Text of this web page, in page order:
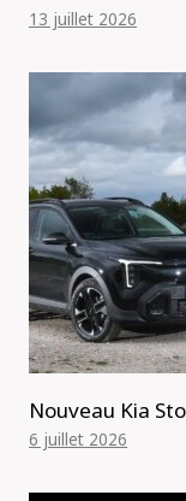
13 juillet 2026
Nouveau Kia
6 juillet 2026